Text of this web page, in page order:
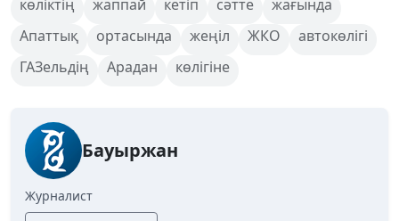
көліктің
жаппай кетіп сәтте
жағында
Апаттық
ортасында жеңіл ЖКО
автокөлігі
ГАЗельдің
Арадан көлігіне
Бауыржан
Журналист